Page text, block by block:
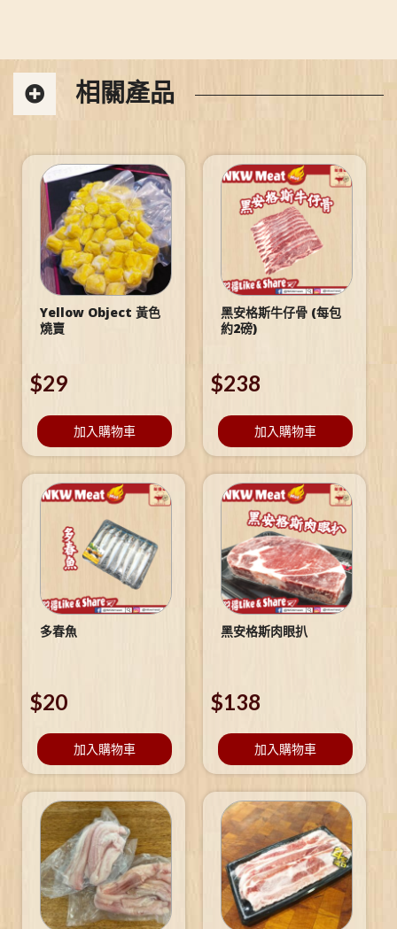
相關產品
Yellow Object 黃色
燒賣
$29
加入購物車
黑安格斯牛仔骨 (每包
約2磅)
$238
加入購物車
多春魚
$20
加入購物車
黑安格斯肉眼扒
$138
加入購物車